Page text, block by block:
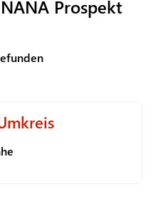
Prospekt